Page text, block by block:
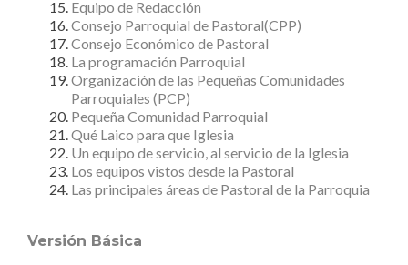
Equipo de Redacción
Consejo Parroquial de Pastoral(CPP)
Consejo Económico de Pastoral
La programación Parroquial
Organización de las Pequeñas Comunidades
Parroquiales (PCP)
Pequeña Comunidad Parroquial
Qué Laico para que Iglesia
Un equipo de servicio, al servicio de la Iglesia
Los equipos vistos desde la Pastoral
Las principales áreas de Pastoral de la Parroquia
Versión Básica